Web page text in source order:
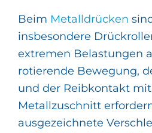
Beim Metalldrücken
insbesondere
extremen Belastungen
rotierende Bewegung,
und der Reibkontakt
Metallzuschnitt
ausgezeichnete